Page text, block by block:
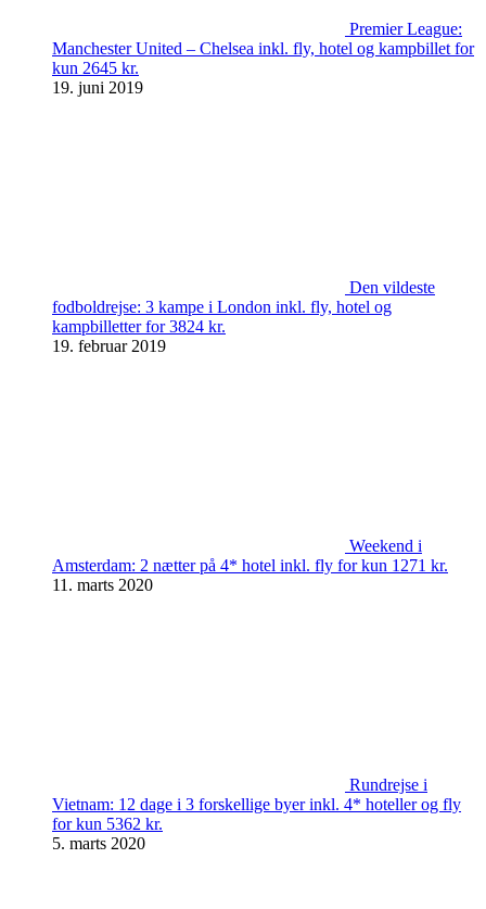
Premier League:
Manchester United – Chelsea inkl. fly, hotel og kampbillet for
kun 2645 kr.
19. juni 2019
Den vildeste
fodboldrejse: 3 kampe i London inkl. fly, hotel og
kampbilletter for 3824 kr.
19. februar 2019
Weekend i
Amsterdam: 2 nætter på 4* hotel inkl. fly for kun 1271 kr.
11. marts 2020
Rundrejse i
Vietnam: 12 dage i 3 forskellige byer inkl. 4* hoteller og fly
for kun 5362 kr.
5. marts 2020